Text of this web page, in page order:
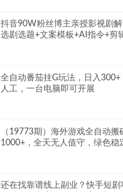
抖音90W粉丝博主亲授影视剧解
选剧选题+文案模板+AI指令+剪
全自动番茄挂G玩法，日入300+
人工，一台电脑即可开展
（19773期）海外游戏全自动搬
1000+，全天无人值守，绿色稳
还在找靠谱线上副业？快手短剧